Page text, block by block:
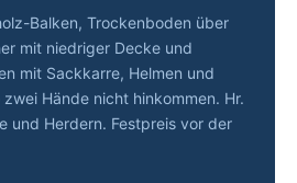
Balken, Trockenboden über
mit niedriger Decke und
mit Sackkarre, Helmen und
Hände nicht hinkommen. Hr.
und Herdern. Festpreis vor der